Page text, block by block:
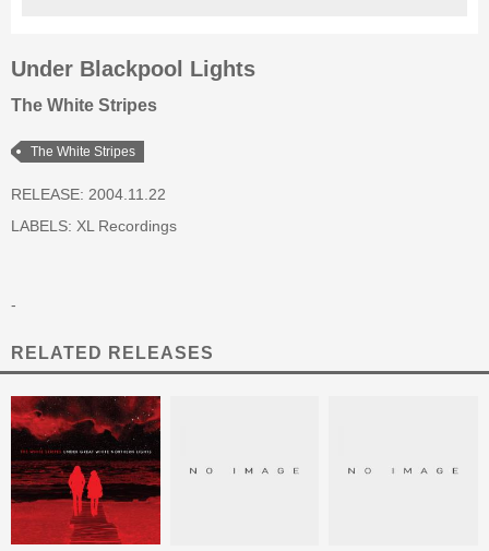
Under Blackpool Lights
The White Stripes
The White Stripes
RELEASE: 2004.11.22
LABELS: XL Recordings
-
RELATED RELEASES